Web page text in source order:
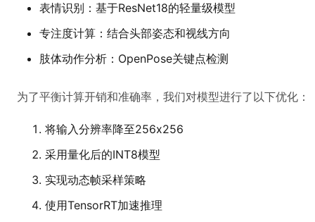
表情识别：基于ResNet18的轻量级模型
专注度计算：结合头部姿态和视线方向
肢体动作分析：OpenPose关键点检测
为了平衡计算开销和准确率，我们对模型进行了以下优化：
将输入分辨率降至256x256
采用量化后的INT8模型
实现动态帧采样策略
使用TensorRT加速推理